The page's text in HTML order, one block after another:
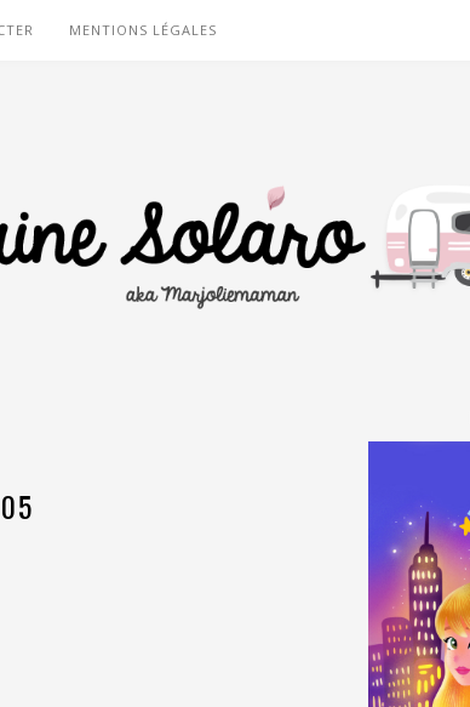
MENTIONS LÉGALES